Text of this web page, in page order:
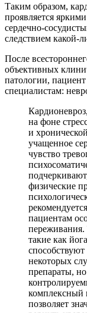
Таким образом,
проявляется
сердечно-
следствием какой-
После
объективных
патологии,
специалистам:
на фоне
и
учащенное
чувство
физические
пациентам
такие как
некоторых
препараты,
комплексный
позволяет